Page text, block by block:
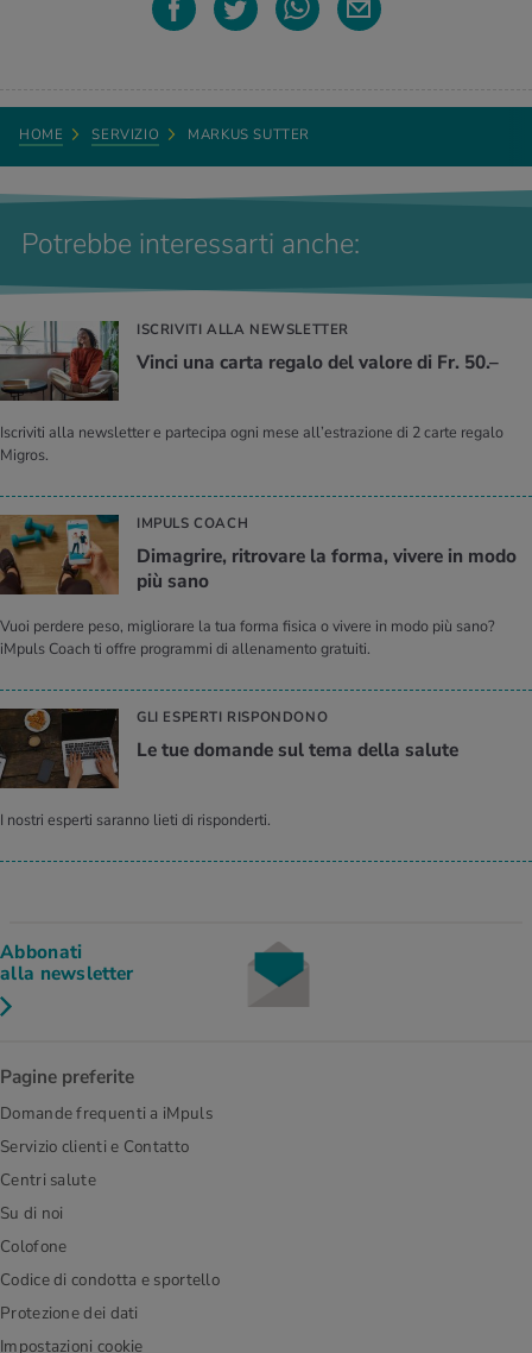
HOME SERVIZIO MARKUS SUTTER
Potrebbe interessarti anche:
ISCRIVITI ALLA NEWSLETTER
Vinci una carta re­ga­lo del va­lo­re di Fr. 50.–
Iscriviti alla newsletter e partecipa ogni mese all’estrazione di 2 carte regalo
Migros.
IMPULS COACH
Di­ma­gri­re, ri­tro­va­re la forma, vi­ve­re in modo
più sano
Vuoi perdere peso, migliorare la tua forma fisica o vivere in modo più sano?
iMpuls Coach ti offre programmi di allenamento gratuiti.
GLI ESPERTI RISPONDONO
Le tue do­man­de sul tema della sa­lu­te
I nostri esperti saranno lieti di risponderti.
Abbonati
alla newsletter
Pagine preferite
Domande frequenti a iMpuls
Servizio clienti e Contatto
Centri salute
Su di noi
Colofone
Codice di condotta e sportello
Protezione dei dati
Impostazioni cookie